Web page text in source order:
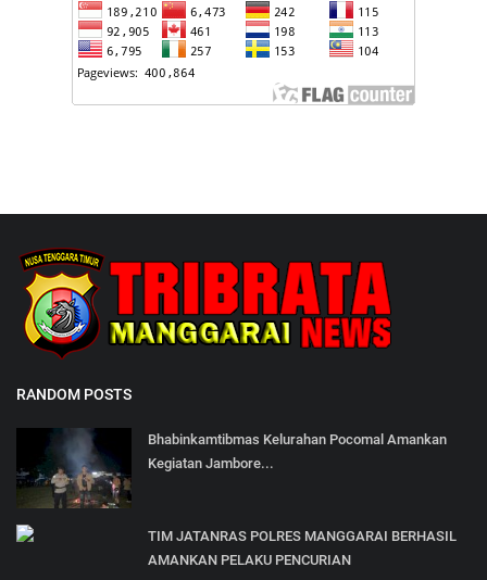
RANDOM POSTS
Bhabinkamtibmas Kelurahan Pocomal Amankan
Kegiatan Jambore...
TIM JATANRAS POLRES MANGGARAI BERHASIL
AMANKAN PELAKU PENCURIAN